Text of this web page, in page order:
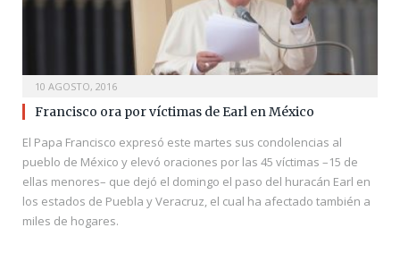
10 AGOSTO, 2016
Francisco ora por víctimas de Earl en México
El Papa Francisco expresó este martes sus condolencias al
pueblo de México y elevó oraciones por las 45 víctimas –15 de
ellas menores– que dejó el domingo el paso del huracán Earl en
los estados de Puebla y Veracruz, el cual ha afectado también a
miles de hogares.